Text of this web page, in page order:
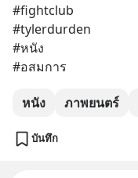
#fightclub
#tylerdurden
#หนัง
#อสมการ
หนัง ภาพยนตร์
บันทึก